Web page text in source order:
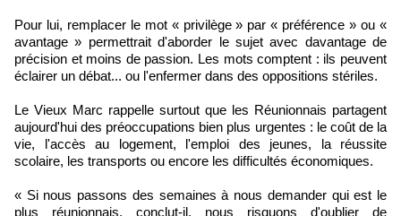
Pour lui, remplacer le mot « privilège » par « préférence » ou «
avantage » permettrait d'aborder le sujet avec davantage de
précision et moins de passion. Les mots comptent : ils peuvent
éclairer un débat... ou l'enfermer dans des oppositions stériles.
Le Vieux Marc rappelle surtout que les Réunionnais partagent
aujourd'hui des préoccupations bien plus urgentes : le coût de la
vie, l'accès au logement, l'emploi des jeunes, la réussite
scolaire, les transports ou encore les difficultés économiques.
« Si nous passons des semaines à nous demander qui est le
plus réunionnais, conclut-il, nous risquons d'oublier de